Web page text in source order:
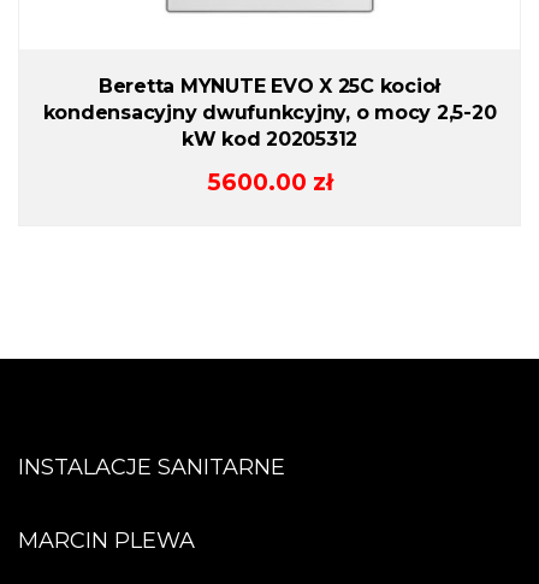
Beretta MYNUTE EVO X 25C kocioł
kondensacyjny dwufunkcyjny, o mocy 2,5-20
kW kod 20205312
5600.00 zł
INSTALACJE SANITARNE
MARCIN PLEWA